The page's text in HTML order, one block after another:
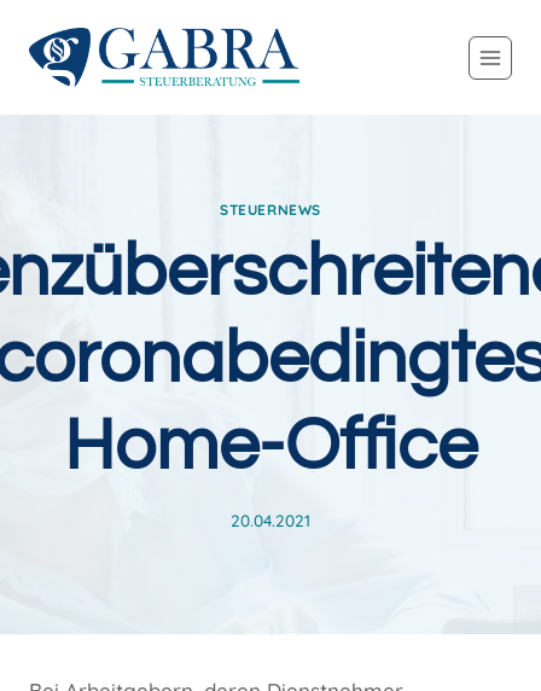
Inhalt
springen
STEUERNEWS
Home-Office
20.04.2021